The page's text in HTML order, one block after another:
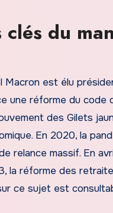
clés du
Macron est élu
une réforme du
des Gilets
En 2020, la
relance massif. En
la réforme des
ce sujet est